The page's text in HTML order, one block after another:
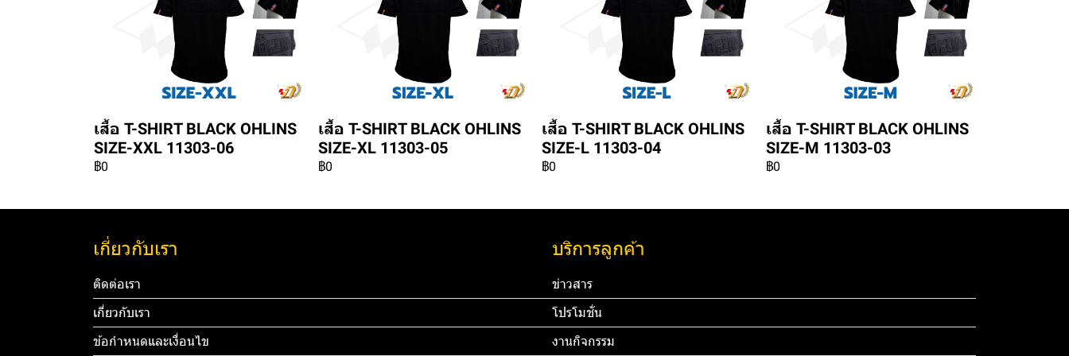
เสื้อ T-SHIRT BLACK OHLINS
SIZE-XXL 11303-06
฿0
เสื้อ T-SHIRT BLACK OHLINS
SIZE-XL 11303-05
฿0
เสื้อ T-SHIRT BLACK OHLINS
SIZE-L 11303-04
฿0
เสื้อ T-SHIRT BLACK OHLINS
SIZE-M 11303-03
฿0
เกี่ยวกับเรา
ติดต่อเรา
เกี่ยวกับเรา
ข้อกำหนดและเงื่อนไข
บริการลูกค้า
ข่าวสาร
โปรโมชั่น
งานกิจกรรม